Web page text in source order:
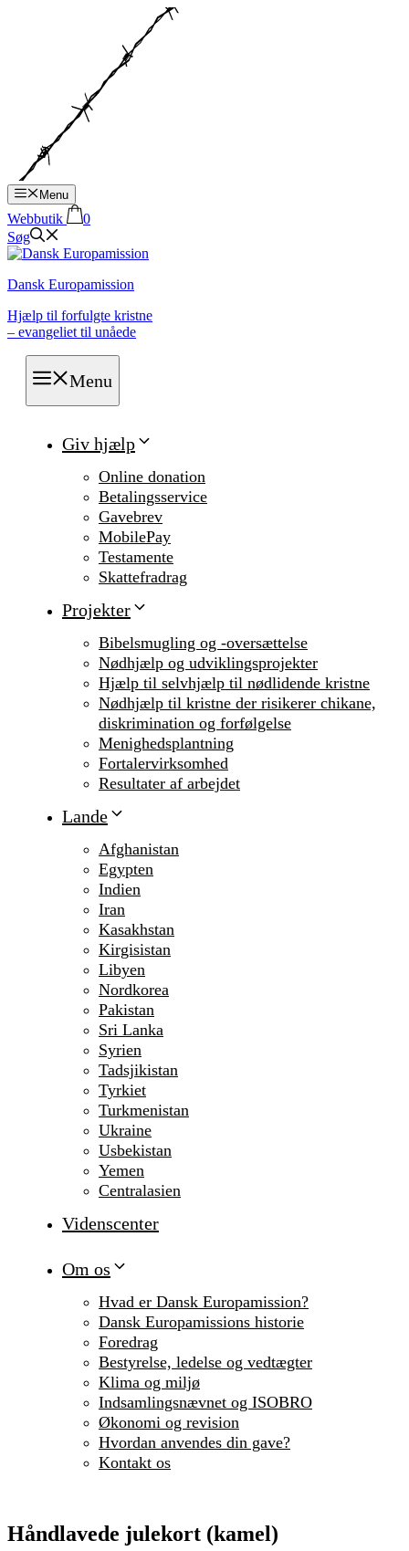
Menu
Webbutik
0
Søg
Dansk Europamission
Hjælp til forfulgte kristne
– evangeliet til unåede
Menu
Giv hjælp
Online donation
Betalingsservice
Gavebrev
MobilePay
Testamente
Skattefradrag
Projekter
Bibelsmugling og -oversættelse
Nødhjælp og udviklingsprojekter
Hjælp til selvhjælp til nødlidende kristne
Nødhjælp til kristne der risikerer chikane,
diskrimination og forfølgelse
Menighedsplantning
Fortalervirksomhed
Resultater af arbejdet
Lande
Afghanistan
Egypten
Indien
Iran
Kasakhstan
Kirgisistan
Libyen
Nordkorea
Pakistan
Sri Lanka
Syrien
Tadsjikistan
Tyrkiet
Turkmenistan
Ukraine
Usbekistan
Yemen
Centralasien
Videnscenter
Om os
Hvad er Dansk Europamission?
Dansk Europamissions historie
Foredrag
Bestyrelse, ledelse og vedtægter
Klima og miljø
Indsamlingsnævnet og ISOBRO
Økonomi og revision
Hvordan anvendes din gave?
Kontakt os
Håndlavede julekort (kamel)